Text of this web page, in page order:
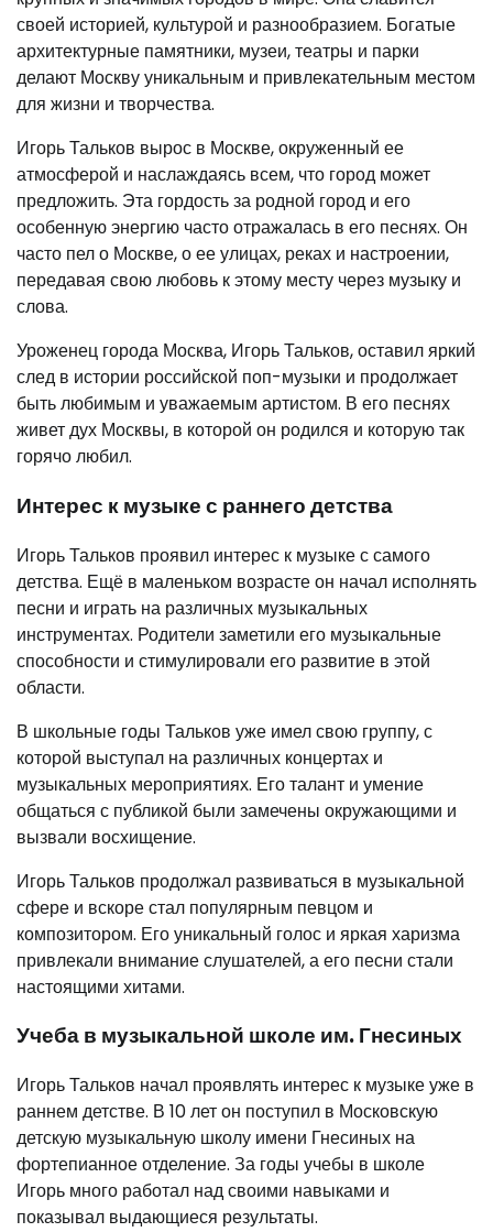
своей историей, культурой и разнообразием. Богатые
архитектурные памятники, музеи, театры и парки
делают Москву уникальным и привлекательным местом
для жизни и творчества.
Игорь Тальков вырос в Москве, окруженный ее
атмосферой и наслаждаясь всем, что город может
предложить. Эта гордость за родной город и его
особенную энергию часто отражалась в его песнях. Он
часто пел о Москве, о ее улицах, реках и настроении,
передавая свою любовь к этому месту через музыку и
слова.
Уроженец города Москва, Игорь Тальков, оставил яркий
след в истории российской поп-музыки и продолжает
быть любимым и уважаемым артистом. В его песнях
живет дух Москвы, в которой он родился и которую так
горячо любил.
Интерес к музыке с раннего детства
Игорь Тальков проявил интерес к музыке с самого
детства. Ещё в маленьком возрасте он начал исполнять
песни и играть на различных музыкальных
инструментах. Родители заметили его музыкальные
способности и стимулировали его развитие в этой
области.
В школьные годы Тальков уже имел свою группу, с
которой выступал на различных концертах и
музыкальных мероприятиях. Его талант и умение
общаться с публикой были замечены окружающими и
вызвали восхищение.
Игорь Тальков продолжал развиваться в музыкальной
сфере и вскоре стал популярным певцом и
композитором. Его уникальный голос и яркая харизма
привлекали внимание слушателей, а его песни стали
настоящими хитами.
Учеба в музыкальной школе им. Гнесиных
Игорь Тальков начал проявлять интерес к музыке уже в
раннем детстве. В 10 лет он поступил в Московскую
детскую музыкальную школу имени Гнесиных на
фортепианное отделение. За годы учебы в школе
Игорь много работал над своими навыками и
показывал выдающиеся результаты.